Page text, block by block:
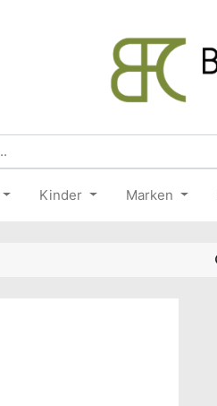
Kinder Marken